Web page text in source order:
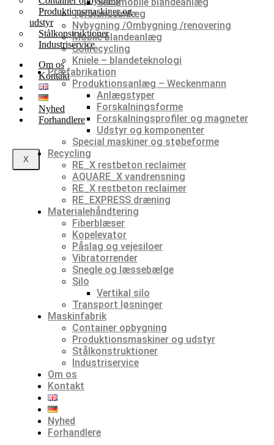
Produktionsmaskiner og
udstyr
Stålkonstruktioner
Industriservice
Om os
Kontakt
Nyhed
Forhandlere
X
Tørblandeanlæg
Nybygning /Ombygning /renovering
Mobile blandeanlæg
Soilrecycling
Kniele – blandeteknologi
Præfabrikation
Produktionsanlæg – Weckenmann
Anlægstyper
Forskalningsforme
Forskalningsprofiler og magneter
Udstyr og komponenter
Special maskiner og støbeforme
Recycling
RE_X restbeton reclaimer
AQUARE_X vandrensning
RE_X restbeton reclaimer
RE_EXPRESS dræning
Materialehåndtering
Fiberblæser
Kopelevator
Påslag og vejesiloer
Vibratorrender
Snegle og læssebælge
Silo
Vertikal silo
Transport løsninger
Maskinfabrik
Container opbygning
Produktionsmaskiner og udstyr
Stålkonstruktioner
Industriservice
Om os
Kontakt
Nyhed
Forhandlere